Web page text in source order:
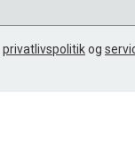
privatlivspolitikog